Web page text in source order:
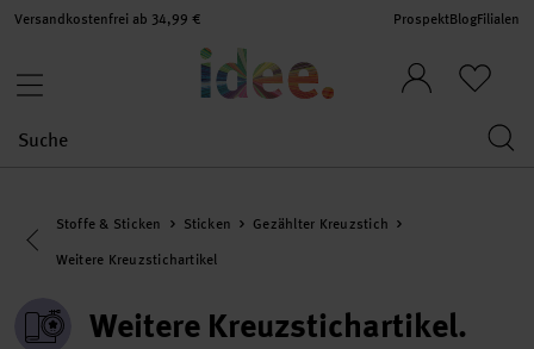
Versandkostenfrei ab 34,99 € ProspektBlogFilialen
Eine Kategorie zurück navigieren
Stoffe & Sticken Sticken
Gezählter Kreuzstich
Weitere Kreuzstichartikel
Weitere Kreuzstichartikel